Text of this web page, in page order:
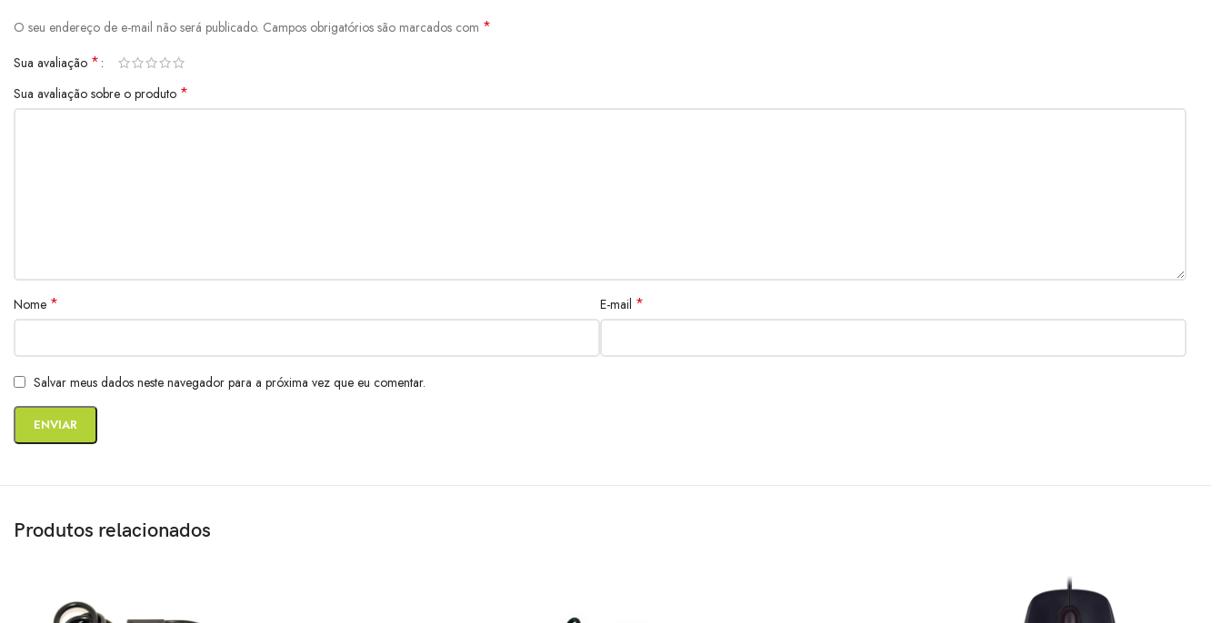
O seu endereço de e-mail não será publicado. Campos obrigatórios são marcados com *
Sua avaliação *
Sua avaliação sobre o produto *
Nome * E-mail *
Salvar meus dados neste navegador para a próxima vez que eu comentar.
Produtos relacionados